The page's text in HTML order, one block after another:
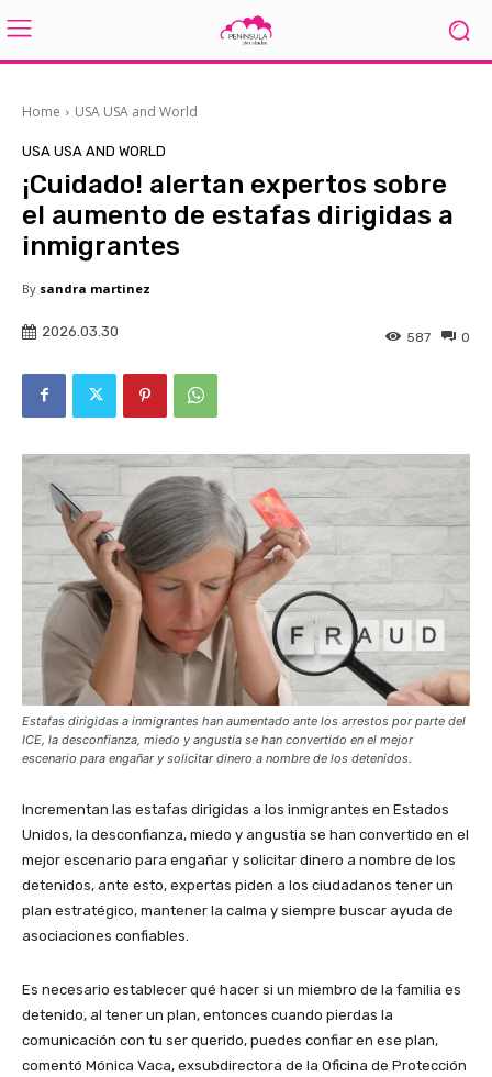
Home USA USA and World
USA USA AND WORLD
¡Cuidado! alertan expertos sobre
el aumento de estafas dirigidas a
inmigrantes
By sandra martinez
2026.03.30 0
587
Estafas dirigidas a inmigrantes han aumentado ante los arrestos por parte del
ICE, la desconfianza, miedo y angustia se han convertido en el mejor
escenario para engañar y solicitar dinero a nombre de los detenidos.
Incrementan las estafas dirigidas a los inmigrantes en Estados
Unidos, la desconfianza, miedo y angustia se han convertido en el
mejor escenario para engañar y solicitar dinero a nombre de los
detenidos, ante esto, expertas piden a los ciudadanos tener un
plan estratégico, mantener la calma y siempre buscar ayuda de
asociaciones confiables.
Es necesario establecer qué hacer si un miembro de la familia es
detenido, al tener un plan, entonces cuando pierdas la
comunicación con tu ser querido, puedes confiar en ese plan,
comentó Mónica Vaca, exsubdirectora de la Oficina de Protección